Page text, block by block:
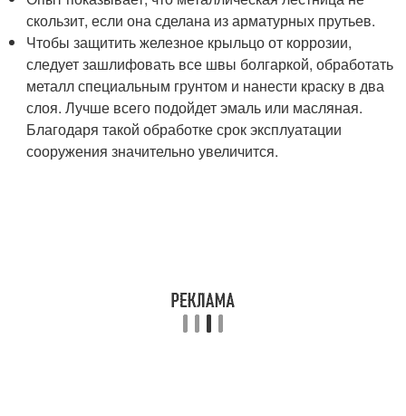
скользит, если она сделана из арматурных прутьев.
Чтобы защитить железное крыльцо от коррозии,
следует зашлифовать все швы болгаркой, обработать
металл специальным грунтом и нанести краску в два
слоя. Лучше всего подойдет эмаль или масляная.
Благодаря такой обработке срок эксплуатации
сооружения значительно увеличится.